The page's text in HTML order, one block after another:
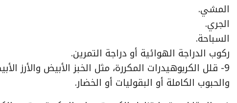
المشي.
الجري.
السباحة.
ركوب الدراجة الهوائية أو دراجة التمرين.
9- قلل الكربوهيدرات المكررة، مثل الخبز الأبيض والأرز
والحبوب الكاملة أو البقوليات أو الخضار.